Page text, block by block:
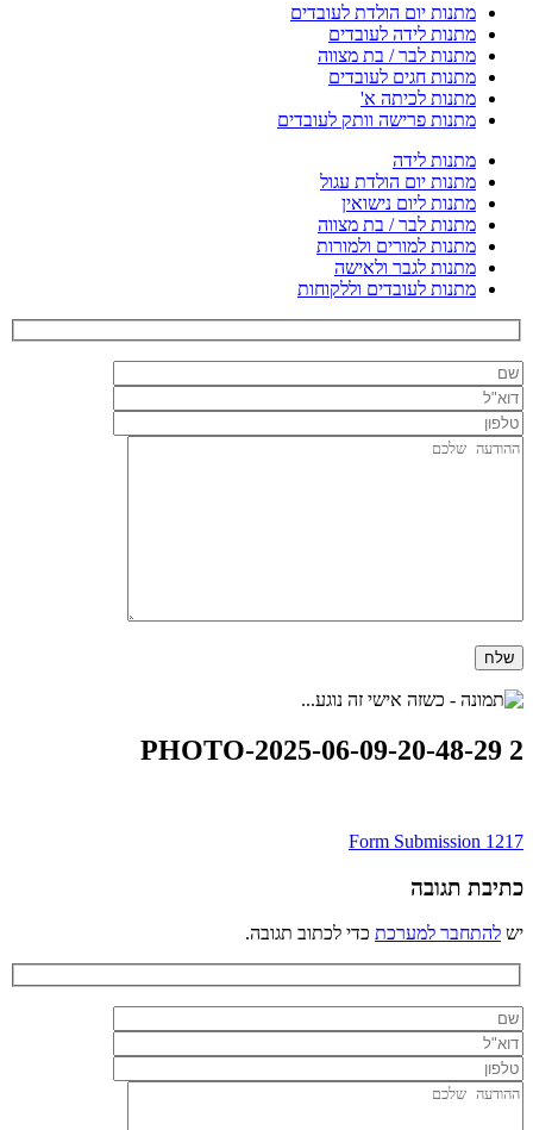
מתנות יום הולדת לעובדים
מתנות לידה לעובדים
מתנות לבר / בת מצווה
מתנות חגים לעובדים
מתנות לכיתה א'
מתנות פרישה וותק לעובדים
מתנות לידה
מתנות יום הולדת עגול
מתנות ליום נישואין
מתנות לבר / בת מצווה
מתנות למורים ולמורות
מתנות לגבר ולאישה
מתנות לעובדים וללקוחות
PHOTO-2025-06-09-20-48-29 2
ניווט
Form Submission 1217
כתיבת תגובה
יש להתחבר למערכת כדי לכתוב תגובה.